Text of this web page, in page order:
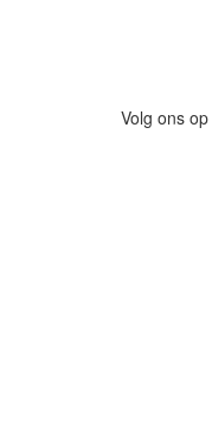
Volg ons op